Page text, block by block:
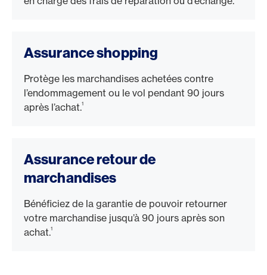
Assurance shopping
Protège les marchandises achetées contre
l’endommagement ou le vol pendant 90 jours
après l’achat.1
Assurance retour de
marchandises
Bénéficiez de la garantie de pouvoir retourner
votre marchandise jusqu’à 90 jours après son
achat.1